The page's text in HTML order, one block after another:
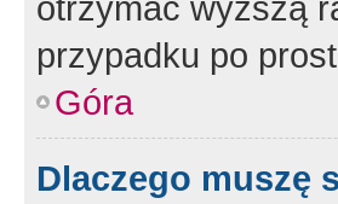
przypadku po
Góra
Dlaczego muszę